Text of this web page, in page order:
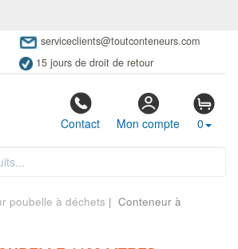
serviceclients@toutconteneurs.com
15 jours de droit de retour
Contact Mon compte 0
poubelle à déchets | Conteneur à